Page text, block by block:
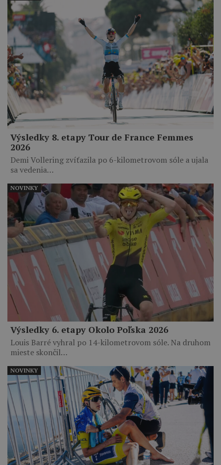
Výsledky 8. etapy Tour de France Femmes
2026
Demi Vollering zvíťazila po 6-kilometrovom sóle a ujala
sa vedenia…
Výsledky 6. etapy Okolo Poľska 2026
Louis Barré vyhral po 14-kilometrovom sóle. Na druhom
mieste skončil…
NOVINKY
NOVINKY